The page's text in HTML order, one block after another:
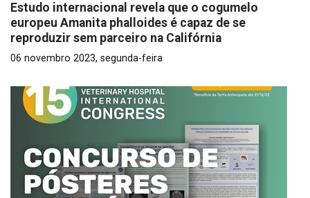
Estudo internacional revela que o cogumelo
europeu Amanita phalloides é capaz de se
reproduzir sem parceiro na Califórnia
06 novembro 2023, segunda-feira